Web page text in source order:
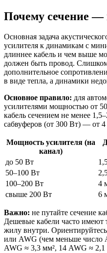
Почему сечение —
Основная задача
усилителя к динамикам с
длиннее кабель и чем выше
должен быть провод. Слишком
дополнительное
в виде тепла, а динамики
Основное правило: для
усилителями мощностью от
кабель сечением не менее
сабвуферов (от 300 Вт) — от
Мощность усилителя (на
канал)
до 50 Вт
50–100 Вт
100–200 Вт
4
свыше 200 Вт
6
Важно: не путайте сечение
Дешевые кабели часто
жилу внутри.
или AWG (чем меньше число
AWG ≈ 3,3 мм², 14 AWG ≈ 2,1